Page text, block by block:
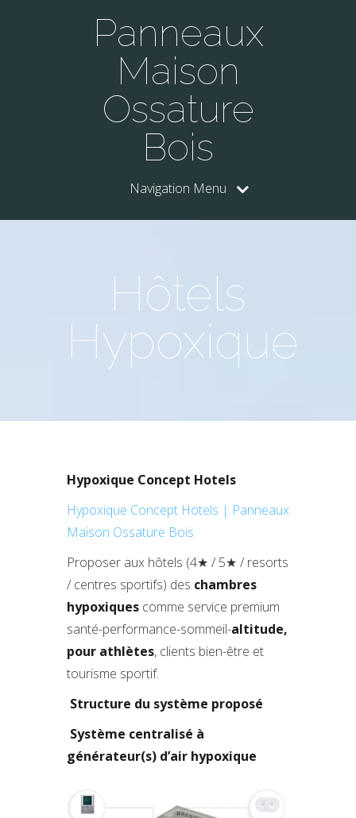
Panneaux
Maison
Ossature
Bois
Navigation Menu
Hôtels
Hypoxique
Hypoxique Concept Hotels
Hypoxique Concept Hotels | Panneaux
Maison Ossature Bois
Proposer aux hôtels (4★ / 5★ / resorts
/ centres sportifs) des chambres
hypoxiques comme service premium
santé-performance-sommeil-altitude,
pour athlètes, clients bien-être et
tourisme sportif.
Structure du système proposé
Système centralisé à
générateur(s) d’air hypoxique